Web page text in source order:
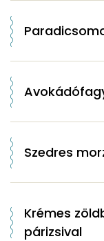
Szedres
Krémes
párizsival